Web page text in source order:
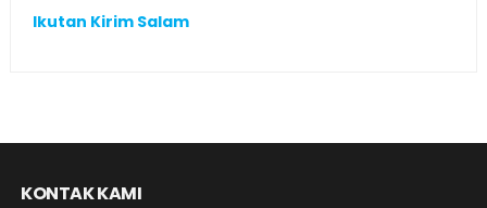
Ikutan Kirim Salam
KONTAK KAMI